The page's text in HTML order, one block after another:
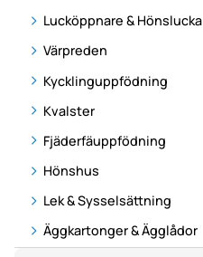
Lucköppnare & Hönslucka
Värpreden
Kycklinguppfödning
Kvalster
Fjäderfäuppfödning
Hönshus
Lek & Sysselsättning
Äggkartonger & Ägglådor